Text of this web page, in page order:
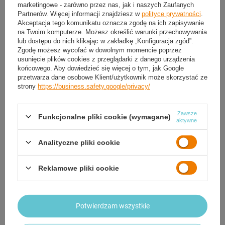
Sprawdź, w którym sklepie obejrzysz i kupisz od ręki
Bezpieczne zakupy
Darmowa dostawa do paczkomatu lub punktu
odbioru
Smile - dostawy ze sklepów internetowych przy zamówieniu od
SZCZEGÓŁOWE DANE
GWARANCJA
OPINIE (0)
marketingowe - zarówno przez nas, jak i naszych Zaufanych
Partnerów. Więcej informacji znajdziesz w polityce prywatności
Akceptacja tego komunikatu oznacza zgodę na ich zapisywanie
na Twoim komputerze. Możesz określić warunki przechowywania
lub dostępu do nich klikając w zakładkę „Konfiguracja zgód”.
Zgodę możesz wycofać w dowolnym momencie poprzez
usunięcie plików cookies z przeglądarki z danego urządzenia
końcowego. Aby dowiedzieć się więcej o tym, jak Google
przetwarza dane osobowe Klient/użytkownik może skorzystać ze
strony https://business.safety.google/privacy/
Funkcjonalne pliki cookie (wymagane)
Zawsze
aktywne
Analityczne pliki cookie
Reklamowe pliki cookie
Potwierdzam wszystkie